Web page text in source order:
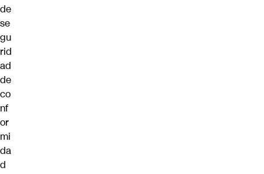
de
se
gu
rid
ad
de
co
nf
or
mi
da
d